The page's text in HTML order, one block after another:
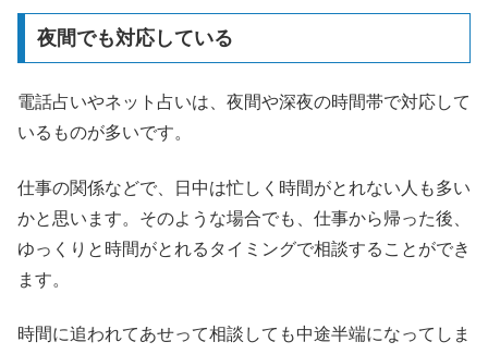
夜間でも対応している
電話占いやネット占いは、夜間や深夜の時間帯で対応して
いるものが多いです。
仕事の関係などで、日中は忙しく時間がとれない人も多い
かと思います。そのような場合でも、仕事から帰った後、
ゆっくりと時間がとれるタイミングで相談することができ
ます。
時間に追われてあせって相談しても中途半端になってしま